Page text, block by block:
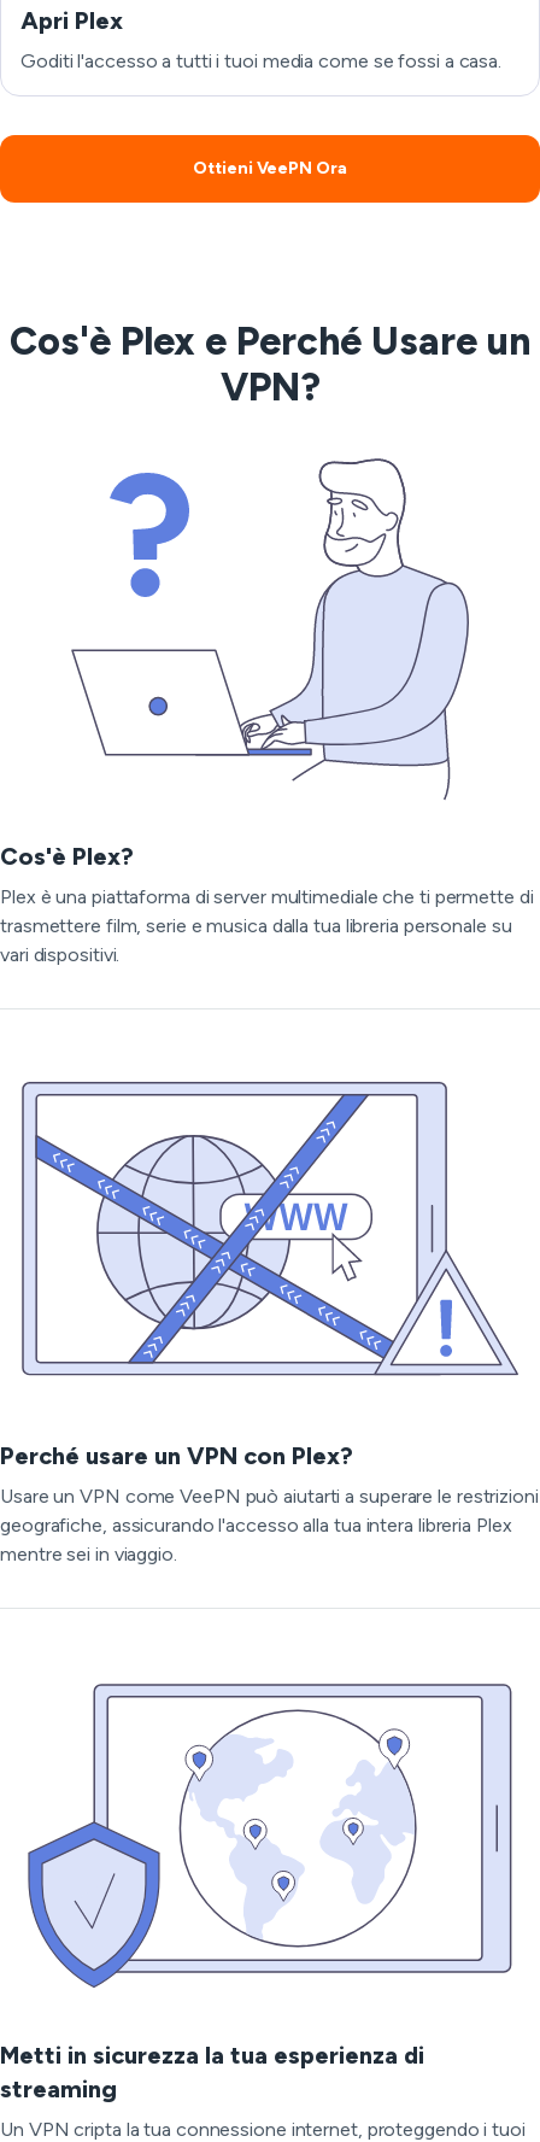
Apri Plex
Goditi l'accesso a tutti i tuoi media come se fossi a casa.
Ottieni VeePN Ora
Cos'è Plex e Perché Usare un
VPN?
Cos'è Plex?
Plex è una piattaforma di server multimediale che ti permette di
trasmettere film, serie e musica dalla tua libreria personale su
vari dispositivi.
Perché usare un VPN con Plex?
Usare un VPN come VeePN può aiutarti a superare le restrizioni
geografiche, assicurando l'accesso alla tua intera libreria Plex
mentre sei in viaggio.
Metti in sicurezza la tua esperienza di
streaming
Un VPN cripta la tua connessione internet, proteggendo i tuoi